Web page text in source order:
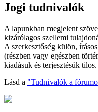
Jogi tudnivalók
A lapunkban megjelent
kizárólagos szellemi
A szerkesztőség külön,
(részben vagy egészben
kiadásuk és terjesztésük tilos.
Lásd a "Tudnivalók a